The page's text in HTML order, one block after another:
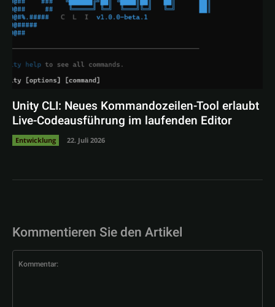
Unity CLI: Neues Kommandozeilen-Tool erlaubt
Live-Codeausführung im laufenden Editor
Entwicklung 22. Juli 2026
Kommentieren Sie den Artikel